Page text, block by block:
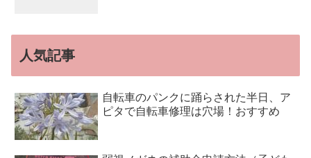
人気記事
自転車のパンクに踊らされた半日、ア
ピタで自転車修理は穴場！おすすめ